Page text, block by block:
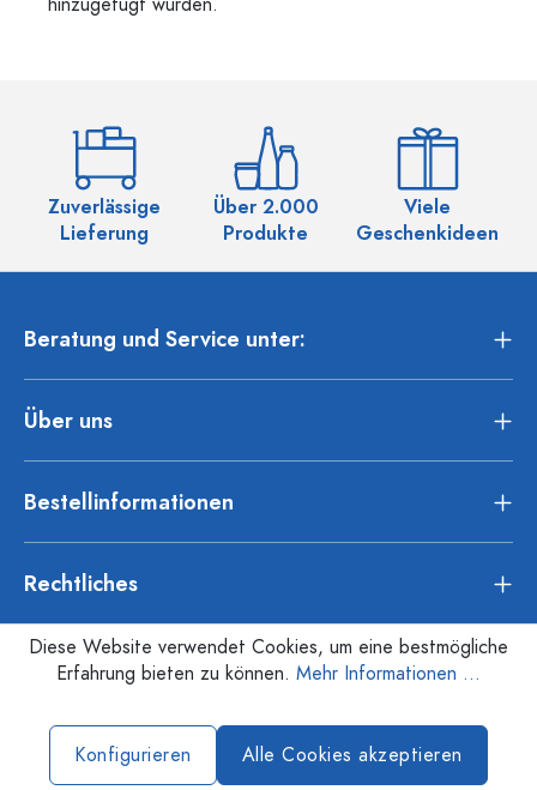
Zuverlässige
Lieferung
Über 2.000
Produkte
Viele
Geschenkideen
Beratung und Service unter:
Über uns
Bestellinformationen
Rechtliches
Diese Website verwendet Cookies, um eine bestmögliche
Erfahrung bieten zu können. Mehr Informationen ...
Konfigurieren Alle Cookies akzeptieren